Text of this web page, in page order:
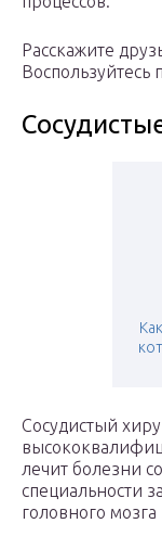
Расскажите
Воспользуйтесь
Сосудистый
лечит болезни
специальности
головного мозга